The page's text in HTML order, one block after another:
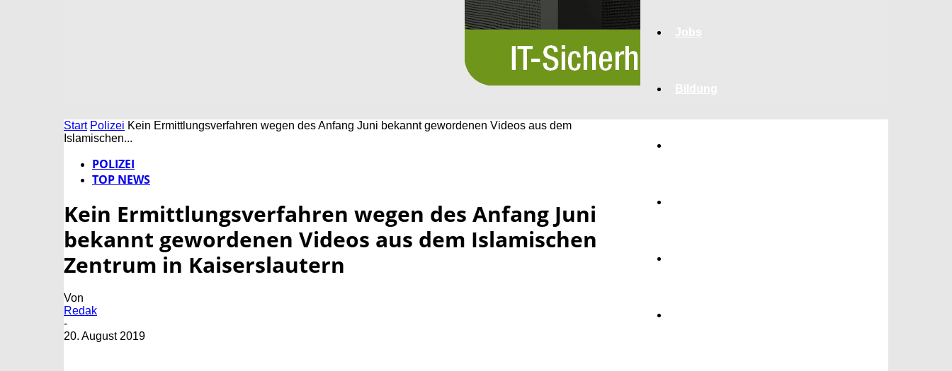
Start Polizei Kein Ermittlungsverfahren wegen des Anfang Juni bekannt gewordenen Videos aus dem
Islamischen...
POLIZEI
TOP NEWS
Kein Ermittlungsverfahren wegen des Anfang Juni
bekannt gewordenen Videos aus dem Islamischen
Zentrum in Kaiserslautern
Von
Redak
-
20. August 2019